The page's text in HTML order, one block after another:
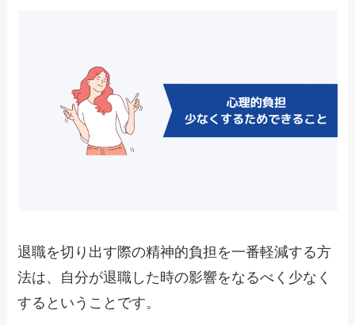
退職を切り出す際の精神的負担を一番軽減する方
法は、自分が退職した時の影響をなるべく少なく
するということです。